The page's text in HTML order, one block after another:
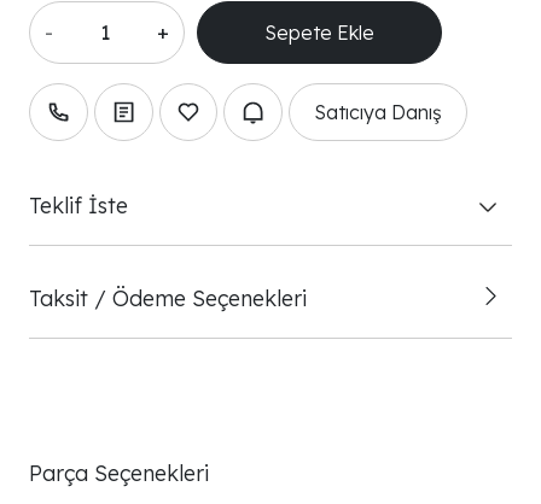
- +
Satıcıya Danış
Teklif İste
Taksit / Ödeme Seçenekleri
Parça Seçenekleri